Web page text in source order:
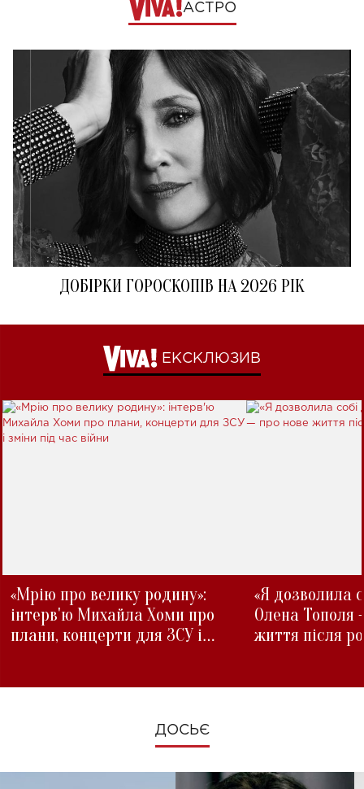
АСТРО
ДОБІРКИ ГОРОСКОПІВ НА 2026 РІК
ЕКСКЛЮЗИВ
«Мрію про велику родину»:
інтерв'ю Михайла Хоми про
плани, концерти для ЗСУ і
«Я дозволила
Олена Тополя
життя після
ДОСЬЄ